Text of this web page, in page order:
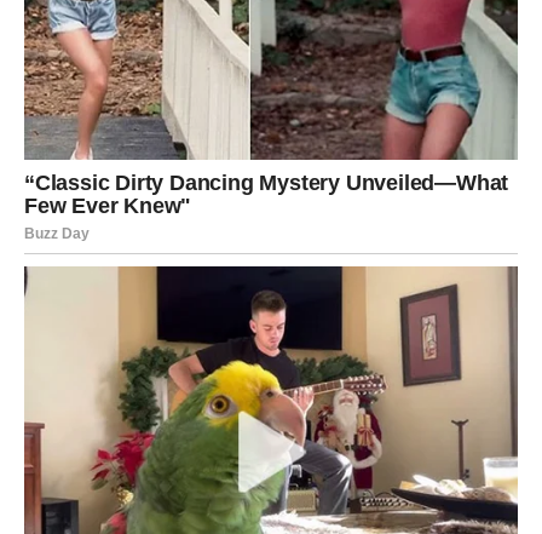
2. Intuicija je sada jača nego ikada
Device, iako racionalne, tokom ovih dana dobijaju jak
unutrašnji glas.
Možda će iznenada:
– preseći vezu
– prihvatiti novu šansu
– doneti odluku o selidbi
– shvatiti koga žele pored sebe
I svaka odluka, ma koliko luda delovala, biće ispravna.
3. Ljubavni pomak – iskrenost i jasnoća
Device ulaze u emotivno stabilnije dane.
Neko ih želi više nego što misle – a to će se jasno videti.